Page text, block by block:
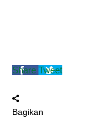
Share Tweet
Bagikan